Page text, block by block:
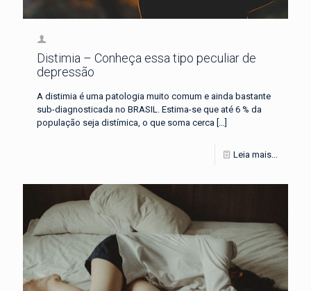
Distimia – Conheça essa tipo peculiar de
depressão
A distimia é uma patologia muito comum e ainda bastante
sub-diagnosticada no BRASIL. Estima-se que até 6 % da
população seja distímica, o que soma cerca […]
Leia mais...